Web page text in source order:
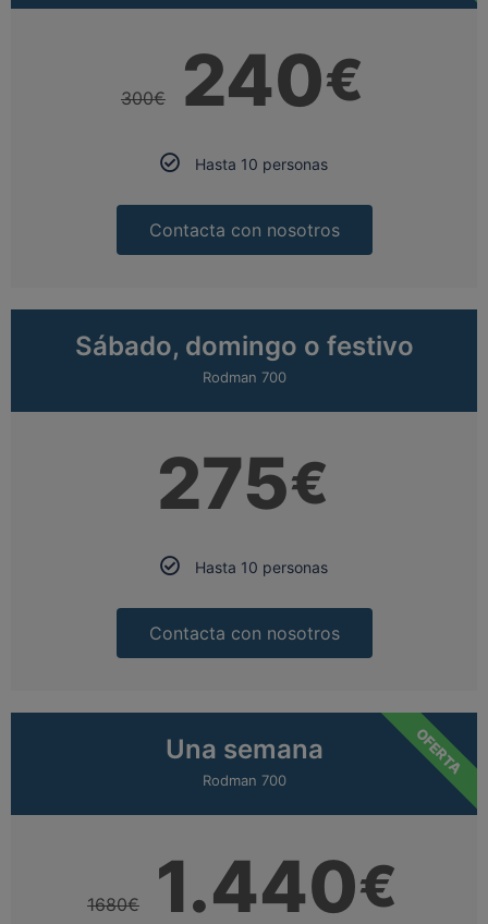
300€ 240€
Hasta 10 personas
Contacta con nosotros
Sábado, domingo o festivo
Rodman 700
275€
Hasta 10 personas
Contacta con nosotros
Una semana
Rodman 700
1680€ 1.440€
OFERTA